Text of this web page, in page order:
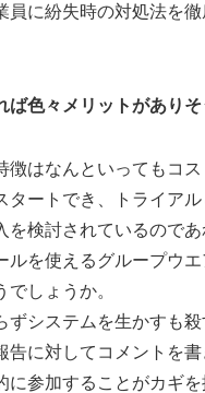
員に紛失時の対処法を徹
色々メリットがありそ
はなんといってもコス
タートでき、トライア
を検討されているので
ルを使えるグループウ
でしょうか。
システムを生かすも殺
告に対してコメントを
に参加することがカギを